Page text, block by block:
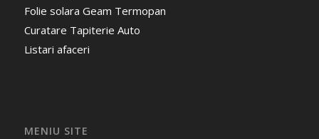
Folie solara Geam Termopan
Curatare Tapiterie Auto
Listari afaceri
MENIU SITE